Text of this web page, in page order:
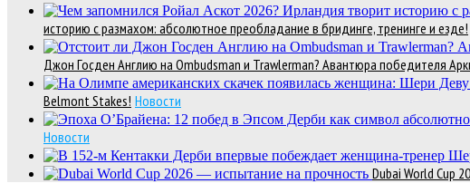
историю с размахом: абсолютное преобладание в бридинге, тренинге и езде!
Джон Госден Англию на Ombudsman и Trawlerman? Авантюра победителя
Belmont Stakes! Новости
Новости
Dubai World Cup